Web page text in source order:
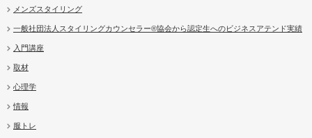
メンズスタイリング
一般社団法人スタイリングカウンセラー®協会から認定生へのビジネスアテンド実績
入門講座
取材
心理学
情報
服トレ